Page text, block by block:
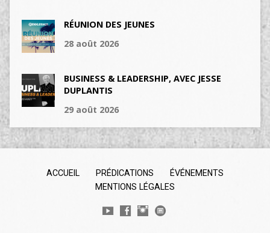
RÉUNION DES JEUNES
28 août 2026
BUSINESS & LEADERSHIP, AVEC JESSE
DUPLANTIS
29 août 2026
ACCUEIL PRÉDICATIONS
ÉVÉNEMENTS
MENTIONS LÉGALES